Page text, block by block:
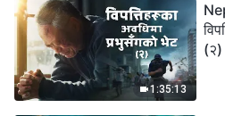
1:35:13